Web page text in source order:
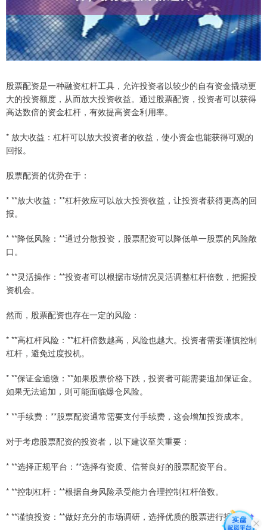
股票配资是一种融资杠杆工具，允许投资者以较少的自有资金撬动更
大的投资额度，从而放大投资收益。通过股票配资，投资者可以获得
高达数倍的资金杠杆，有效提高资金利用率。
* 放大收益：杠杆可以放大投资者的收益，使小资金也能获得可观的
回报。
股票配资的优势在于：
* **放大收益：**杠杆效应可以放大投资收益，让投资者获得更高的回
报。
* **降低风险：**通过分散投资，股票配资可以降低单一股票的风险敞
口。
* **灵活操作：**投资者可以根据市场情况灵活调整杠杆倍数，把握投
资机会。
然而，股票配资也存在一定的风险：
* **高杠杆风险：**杠杆倍数越高，风险也越大。投资者需要谨慎控制
杠杆，避免过度投机。
* **保证金追缴：**如果股票价格下跌，投资者可能需要追加保证金。
如果无法追加，则可能面临爆仓风险。
* **手续费：**股票配资通常需要支付手续费，这会增加投资成本。
对于考虑股票配资的投资者，以下建议至关重要：
* **选择正规平台：**选择有资质、信誉良好的股票配资平台。
* **控制杠杆：**根据自身风险承受能力合理控制杠杆倍数。
* **谨慎投资：**做好充分的市场调研，选择优质的股票进行投资。